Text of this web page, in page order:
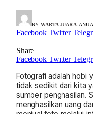
BY WARTA JUARA
Facebook Twitter
Share
Facebook Twitter
Fotografi adalah hobi
tidak sedikit dari kita
sumber penghasilan.
menghasilkan uang